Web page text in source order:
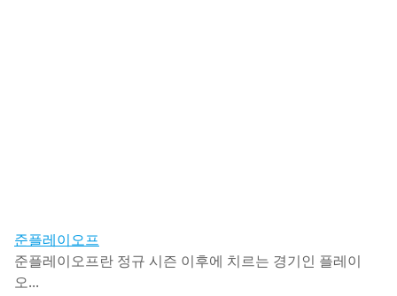
준플레이오프
준플레이오프란 정규 시즌 이후에 치르는 경기인 플레이
오...